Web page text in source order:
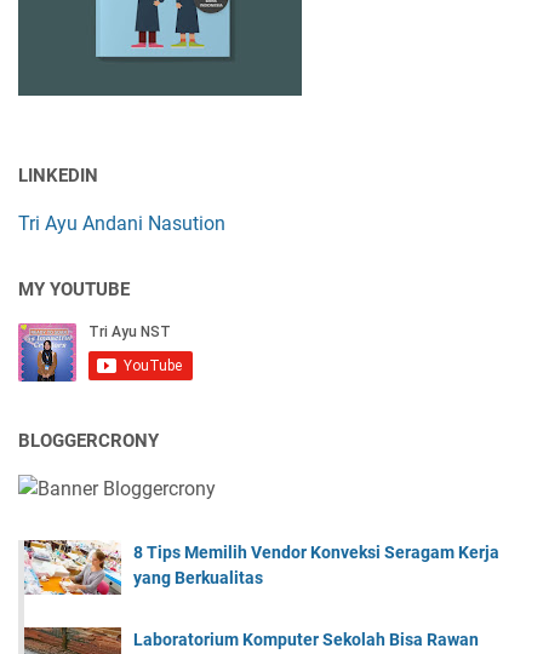
LINKEDIN
Tri Ayu Andani Nasution
MY YOUTUBE
BLOGGERCRONY
8 Tips Memilih Vendor Konveksi Seragam Kerja
yang Berkualitas
Laboratorium Komputer Sekolah Bisa Rawan